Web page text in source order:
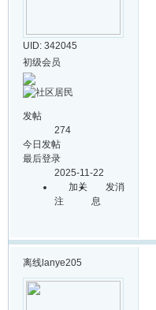
UID: 342045
初级会员
发帖
274
今日发帖
最后登录
2025-11-22
加关
注
发消
息
离线 lanye205